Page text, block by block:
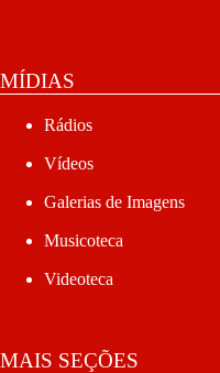
MÍDIAS
Rádios
Vídeos
Galerias de Imagens
Musicoteca
Videoteca
MAIS SEÇÕES